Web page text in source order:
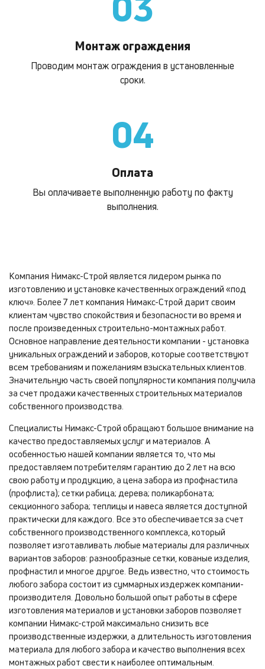
Монтаж ограждения
Проводим монтаж ограждения в установленные
сроки.
04
Оплата
Вы оплачиваете выполненную работу по факту
выполнения.
Компания Нимакс-Строй является лидером рынка по
изготовлению и установке качественных ограждений «под
ключ». Более 7 лет компания Нимакс-Строй дарит своим
клиентам чувство спокойствия и безопасности во время и
после произведенных строительно-монтажных работ.
Основное направление деятельности компании - установка
уникальных ограждений и заборов, которые соответствуют
всем требованиям и пожеланиям взыскательных клиентов.
Значительную часть своей популярности компания получила
за счет продажи качественных строительных материалов
собственного производства.
Специалисты Нимакс-Строй обращают большое внимание на
качество предоставляемых услуг и материалов. А
особенностью нашей компании является то, что мы
предоставляем потребителям гарантию до 2 лет на всю
свою работу и продукцию, а цена забора из профнастила
(профлиста); сетки рабица; дерева; поликарбоната;
секционного забора; теплицы и навеса является доступной
практически для каждого. Все это обеспечивается за счет
собственного производственного комплекса, который
позволяет изготавливать любые материалы для различных
вариантов заборов: разнообразные сетки, кованые изделия,
профнастил и многое другое. Ведь известно, что стоимость
любого забора состоит из суммарных издержек компании-
производителя. Довольно большой опыт работы в сфере
изготовления материалов и установки заборов позволяет
компании Нимакс-строй максимально снизить все
производственные издержки, а длительность изготовления
материала для любого забора и качество выполнения всех
монтажных работ свести к наиболее оптимальным.